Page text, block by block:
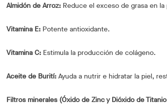
Almidón de Arroz: Reduce el exceso de grasa en la
Vitamina E: Potente antioxidante.
Vitamina C: Estimula la producción de colágeno.
Aceite de Burití: Ayuda a nutrir e hidratar la piel,
Filtros minerales (Óxido de Zinc y Dióxido de Titanio